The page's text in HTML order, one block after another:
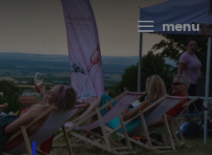
menu